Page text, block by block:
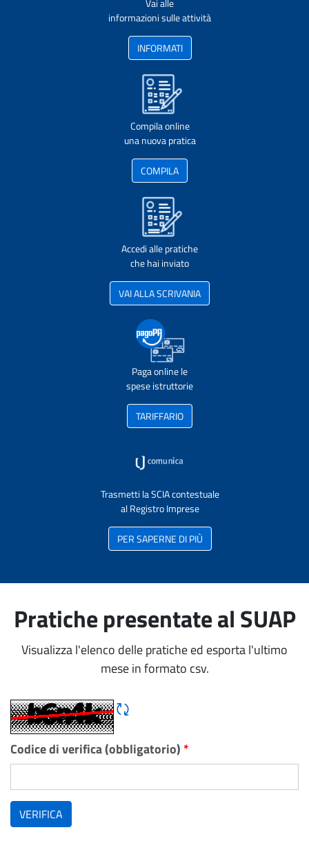
Vai alle
informazioni sulle attività
INFORMATI
Compila online
una nuova pratica
COMPILA
Accedi alle pratiche
che hai inviato
VAI ALLA SCRIVANIA
Paga online le
spese istruttorie
TARIFFARIO
Trasmetti la SCIA contestuale
al Registro Imprese
PER SAPERNE DI PIÙ
Pratiche presentate al SUAP
Visualizza l'elenco delle pratiche ed esporta l'ultimo
mese in formato csv.
Rigene CAPTCHA
Codice di verifica (obbligatorio) *
VERIFICA